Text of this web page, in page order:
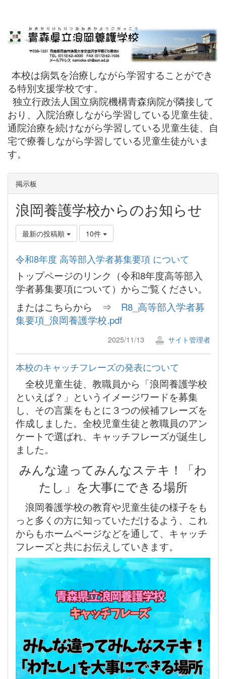
本校は病気を治療しながら学習することができ
る特別支援学校です。
独立行政法人国立病院機構青森病院が隣接して
おり、入院治療しながら学習している児童生徒、
通院治療を続けながら学習している児童生徒、自
宅で療養しながら学習している児童生徒がいま
す。
掲示板
浪岡養護学校からのお知らせ
最新の投稿順 10件
令和8年度 高等部入学者募集要項 について
トップページのリンク（令和8年度高等部入
学者募集要項について）からご覧ください。
またはこちらから ⇒ R8_高等部入学者募
集要項_浪岡養護学校.pdf
2025/11/13 サイト管理者
本校のキャッチフレーズの発表について
全校児童生徒、教職員から「浪岡養護学校
といえば？」というイメージワードを募集
し、その言葉をもとに３つの候補フレーズを
作成しました。全校児童生徒と教職員のアン
ケートで選ばれ、キャッチフレーズが誕生し
ました。
みんな違ってみんなステキ！「わ
たし」を大事にできる場所
浪岡養護学校の教育や児童生徒の様子をも
っと多くの方に知っていただけるよう、これ
からもホームページなどを通して、キャッチ
フレーズと共にお伝えしていきます。